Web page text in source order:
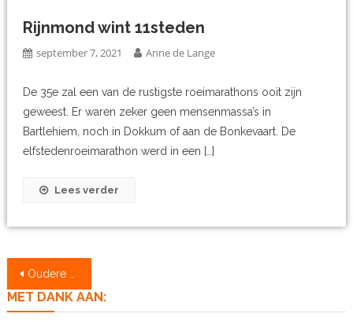
Rijnmond wint 11steden
september 7, 2021 Anne de Lange
De 35e zal een van de rustigste roeimarathons ooit zijn
geweest. Er waren zeker geen mensenmassa’s in
Bartlehiem, noch in Dokkum of aan de Bonkevaart. De
elfstedenroeimarathon werd in een […]
Lees verder
Berichtennavigatie
Oudere berichten
MET DANK AAN: